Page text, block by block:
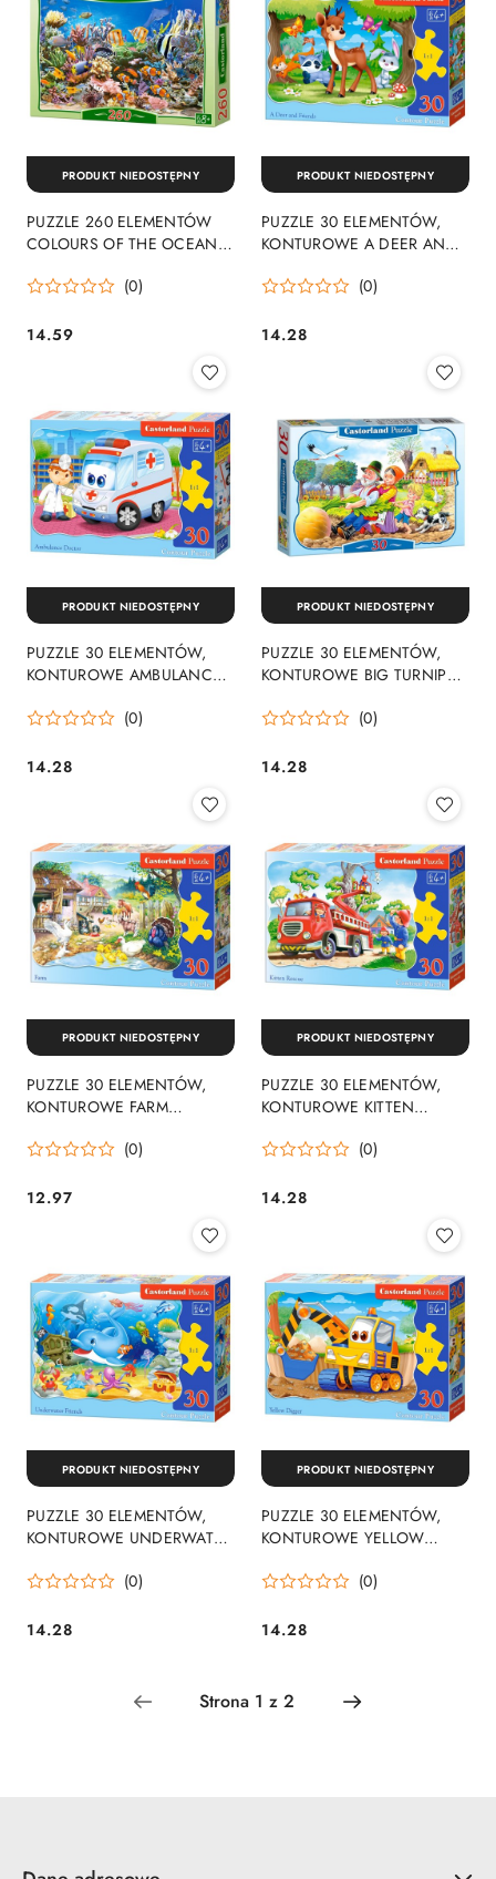
PUZZLE 260 ELEMENTÓW
COLOURS OF THE OCEAN
(0)
Cena:
14.59
PRODUKT NIEDOSTĘPNY
PUZZLE 30 ELEMENTÓW,
KONTUROWE A DEER AND
03570
(0)
Cena:
14.28
PRODUKT NIEDOSTĘPNY
PUZZLE 30 ELEMENTÓW,
KONTUROWE AMBULANCE
03471
(0)
Cena:
14.28
PRODUKT NIEDOSTĘPNY
PUZZLE 30 ELEMENTÓW,
KONTUROWE BIG TURNIP
(0)
Cena:
14.28
PRODUKT NIEDOSTĘPNY
PUZZLE 30 ELEMENTÓW,
KONTUROWE FARM
(0)
Cena:
12.97
PRODUKT NIEDOSTĘPNY
PUZZLE 30 ELEMENTÓW,
KONTUROWE KITTEN
03358
(0)
Cena:
14.28
PRODUKT NIEDOSTĘPNY
PUZZLE 30 ELEMENTÓW,
KONTUROWE UNDERWATER
03501
(0)
Cena:
14.28
PRODUKT NIEDOSTĘPNY
PUZZLE 30 ELEMENTÓW,
KONTUROWE YELLOW
03464
(0)
Cena:
14.28
PRODUKT NIEDOSTĘPNY